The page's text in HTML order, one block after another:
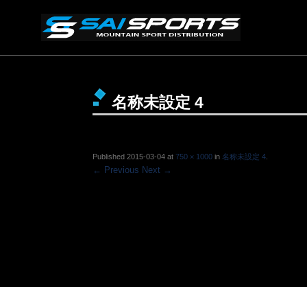
名称未設定 4
Published 2015-03-04 at 750 × 1000 in 名称未設定 4
← Previous Next →